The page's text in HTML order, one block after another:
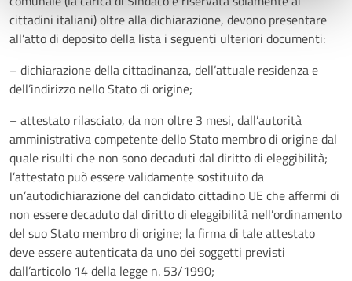
cittadini italiani) oltre alla dichiarazione, devono presentare
all’atto di deposito della lista i seguenti ulteriori documenti:
– dichiarazione della cittadinanza, dell’attuale residenza e
dell’indirizzo nello Stato di origine;
– attestato rilasciato, da non oltre 3 mesi, dall’autorità
amministrativa competente dello Stato membro di origine dal
quale risulti che non sono decaduti dal diritto di eleggibilità;
l’attestato può essere validamente sostituito da
un’autodichiarazione del candidato cittadino UE che affermi di
non essere decaduto dal diritto di eleggibilità nell’ordinamento
del suo Stato membro di origine; la firma di tale attestato
deve essere autenticata da uno dei soggetti previsti
dall’articolo 14 della legge n. 53/1990;